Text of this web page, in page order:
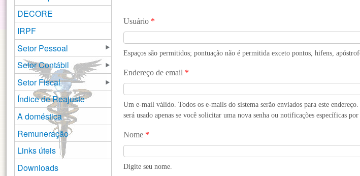
Usuário *
Espaços são permitidos; pontuação não é permitida exceto pontos, hifens,
Endereço de email *
Um e-mail válido. Todos os e-mails do sistema serão enviados para este
será usado apenas se você solicitar uma nova senha ou notificações específicas por
Nome *
Digite seu nome.
DECORE
IRPF
Setor Pessoal
Setor Contábil
Setor Fiscal
Índice de Reajuste
A doméstica
Remuneração
Links úteis
Downloads